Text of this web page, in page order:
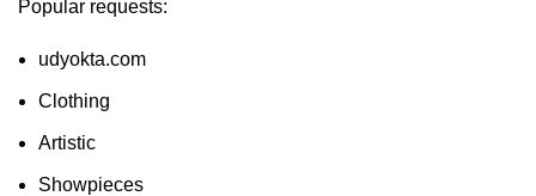
Popular requests:
udyokta.com
Clothing
Artistic
Showpieces